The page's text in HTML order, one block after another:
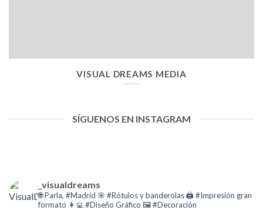
VISUAL DREAMS MEDIA
SÍGUENOS EN INSTAGRAM
_visualdreams
🌐 Parla, #Madrid 🎯 #Rótulos y banderolas🖨 #Impresión gran
formato 👩‍💻 #Diseño Gráfico 🖼️ #Decoración